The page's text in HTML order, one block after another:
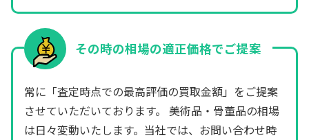
その時の相場の適正価格でご提案
常に「査定時点での最高評価の買取金額」をご提案
させていただいております。 美術品・骨董品の相場
は日々変動いたします。当社では、お問い合わせ時